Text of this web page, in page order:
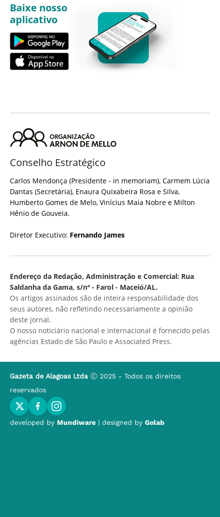
Baixe nosso
aplicativo
Conselho Estratégico
Carlos Mendonça (Presidente - in memoriam), Carmem Lúcia
Dantas (Secretária), Enaura Quixabeira Rosa e Silva,
Humberto Gomes de Melo, Vinícius Maia Nobre e Milton
Hênio de Gouveia.
Diretor Executivo: Fernando James
Endereço da Redação, Administração e Comercial: Rua
Saldanha da Gama, s/nº - Farol - Maceió/AL.
Os artigos assinados são de inteira responsabilidade dos
seus autores, não refletindo necessariamente a opinião
deste jornal.
O nosso noticiário nacional e internacional é fornecido pelas
agências Estado de São Paulo e Associated Press.
Gazeta de Alagoas Ltda Ⓒ 2025 - Todos os direitos
reservados
developed by Mundiware | designed by Golab